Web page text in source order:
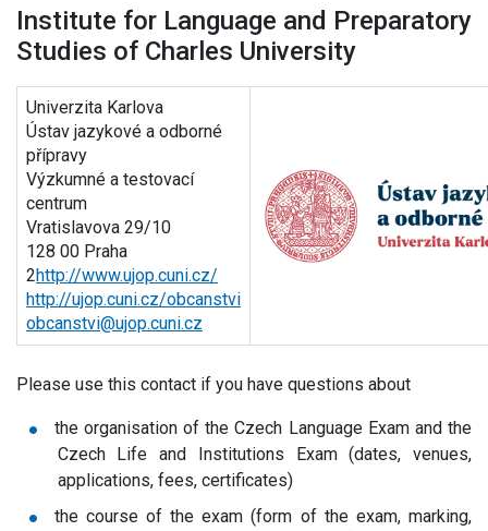
Institute for Language and Preparatory
Studies of Charles University
Univerzita Karlova
Ústav jazykové a odborné
přípravy
Výzkumné a testovací
centrum
Vratislavova 29/10
128 00 Praha
2http://www.ujop.cuni.cz/
http://ujop.cuni.cz/obcanstvi
obcanstvi@ujop.cuni.cz
Please use this contact if you have questions about
the organisation of the Czech Language Exam and the
Czech Life and Institutions Exam (dates, venues,
applications, fees, certificates)
the course of the exam (form of the exam, marking,